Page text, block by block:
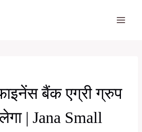
बैंक एग्री ग्रुप
| Jana Small